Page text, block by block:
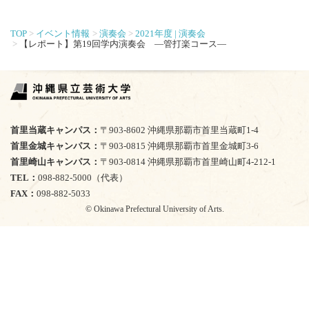
TOP イベント情報 演奏会
2021年度 | 演奏会
【レポート】第19回学内演奏会 ―管打楽コース―
TEL
098-882-5000（代表）
FAX
098-882-5033
© Okinawa Prefectural University of Arts.
首里当蔵キャンパス
〒903-8602 沖縄県那覇市首里当蔵町1-4
首里金城キャンパス
〒903-0815 沖縄県那覇市首里金城町3-6
首里崎山キャンパス
〒903-0814 沖縄県那覇市首里崎山町4-212-1